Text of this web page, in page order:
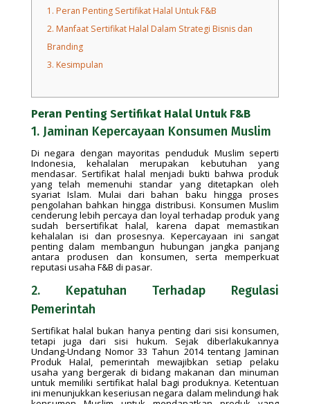
1. Peran Penting Sertifikat Halal Untuk F&B
2. Manfaat Sertifikat Halal Dalam Strategi Bisnis dan
Branding
3. Kesimpulan
Peran Penting Sertifikat Halal Untuk F&B
1. Jaminan Kepercayaan Konsumen Muslim
Di negara dengan mayoritas penduduk Muslim seperti
Indonesia, kehalalan merupakan kebutuhan yang
mendasar. Sertifikat halal menjadi bukti bahwa produk
yang telah memenuhi standar yang ditetapkan oleh
syariat Islam. Mulai dari bahan baku hingga proses
pengolahan bahkan hingga distribusi. Konsumen Muslim
cenderung lebih percaya dan loyal terhadap produk yang
sudah bersertifikat halal, karena dapat memastikan
kehalalan isi dan prosesnya. Kepercayaan ini sangat
penting dalam membangun hubungan jangka panjang
antara produsen dan konsumen, serta memperkuat
reputasi usaha F&B di pasar.
2. Kepatuhan Terhadap Regulasi
Pemerintah
Sertifikat halal bukan hanya penting dari sisi konsumen,
tetapi juga dari sisi hukum. Sejak diberlakukannya
Undang-Undang Nomor 33 Tahun 2014 tentang Jaminan
Produk Halal, pemerintah mewajibkan setiap pelaku
usaha yang bergerak di bidang makanan dan minuman
untuk memiliki sertifikat halal bagi produknya. Ketentuan
ini menunjukkan keseriusan negara dalam melindungi hak